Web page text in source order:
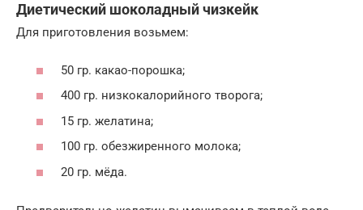
Диетический шоколадный чизкейк
Для приготовления возьмем:
50 гр. какао-порошка;
400 гр. низкокалорийного творога;
15 гр. желатина;
100 гр. обезжиренного молока;
20 гр. мёда.